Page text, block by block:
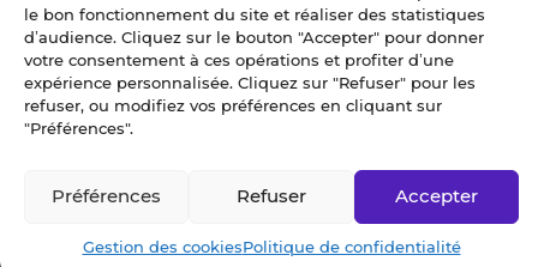
le bon fonctionnement du site et réaliser des statistiques
d’audience. Cliquez sur le bouton "Accepter" pour donner
votre consentement à ces opérations et profiter d’une
expérience personnalisée. Cliquez sur "Refuser" pour les
refuser, ou modifiez vos préférences en cliquant sur
"Préférences".
Accepter
Refuser
Préférences
Gestion des cookiesPolitique de confidentialité
5.0 71
16 avenue du Marché
44500 LA BAULE-ESCOUBLAC
Je choisis un ou des créneaux